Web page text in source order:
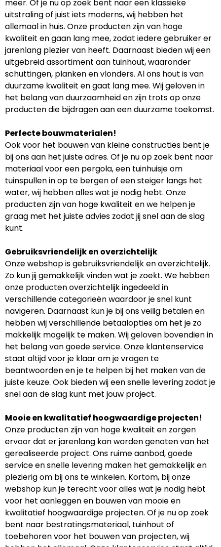
meer. Of je nu op zoek bent naar een klassieke
uitstraling of juist iets moderns, wij hebben het
allemaal in huis. Onze producten zijn van hoge
kwaliteit en gaan lang mee, zodat iedere gebruiker er
jarenlang plezier van heeft. Daarnaast bieden wij een
uitgebreid assortiment aan tuinhout, waaronder
schuttingen, planken en vlonders. Al ons hout is van
duurzame kwaliteit en gaat lang mee. Wij geloven in
het belang van duurzaamheid en zijn trots op onze
producten die bijdragen aan een duurzame toekomst.
Perfecte bouwmaterialen!
Ook voor het bouwen van kleine constructies bent je
bij ons aan het juiste adres. Of je nu op zoek bent naar
materiaal voor een pergola, een tuinhuisje om
tuinspullen in op te bergen of een steiger langs het
water, wij hebben alles wat je nodig hebt. Onze
producten zijn van hoge kwaliteit en we helpen je
graag met het juiste advies zodat jij snel aan de slag
kunt.
Gebruiksvriendelijk en overzichtelijk
Onze webshop is gebruiksvriendelijk en overzichtelijk.
Zo kun jij gemakkelijk vinden wat je zoekt. We hebben
onze producten overzichtelijk ingedeeld in
verschillende categorieën waardoor je snel kunt
navigeren. Daarnaast kun je bij ons veilig betalen en
hebben wij verschillende betaalopties om het je zo
makkelijk mogelijk te maken. Wij geloven bovendien in
het belang van goede service. Onze klantenservice
staat altijd voor je klaar om je vragen te
beantwoorden en je te helpen bij het maken van de
juiste keuze. Ook bieden wij een snelle levering zodat je
snel aan de slag kunt met jouw project.
Mooie en kwalitatief hoogwaardige projecten!
Onze producten zijn van hoge kwaliteit en zorgen
ervoor dat er jarenlang kan worden genoten van het
gerealiseerde project. Ons ruime aanbod, goede
service en snelle levering maken het gemakkelijk en
plezierig om bij ons te winkelen. Kortom, bij onze
webshop kun je terecht voor alles wat je nodig hebt
voor het aanleggen en bouwen van mooie en
kwalitatief hoogwaardige projecten. Of je nu op zoek
bent naar bestratingsmateriaal, tuinhout of
toebehoren voor het bouwen van projecten, wij